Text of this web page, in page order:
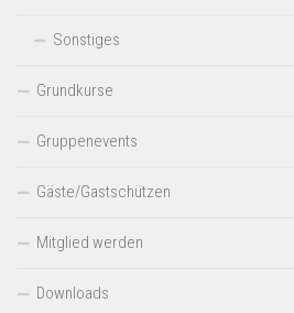
Sonstiges
Grundkurse
Gruppenevents
Gäste/Gastschützen
Mitglied werden
Downloads